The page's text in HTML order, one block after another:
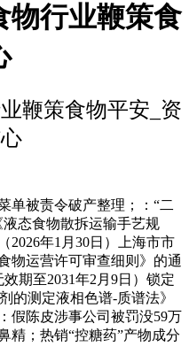
物行业鞭策食
鞭策食物平安_资
被责令破产整理；：“二
态食物散拆运输手艺规
2026年1月30日）上海市市
物运营许可审查细则》的通
期至2031年2月9日）锁定
的测定液相色谱-质谱法》
假陈皮涉事公司被罚没59万
精；热销“控糖药”产物成分